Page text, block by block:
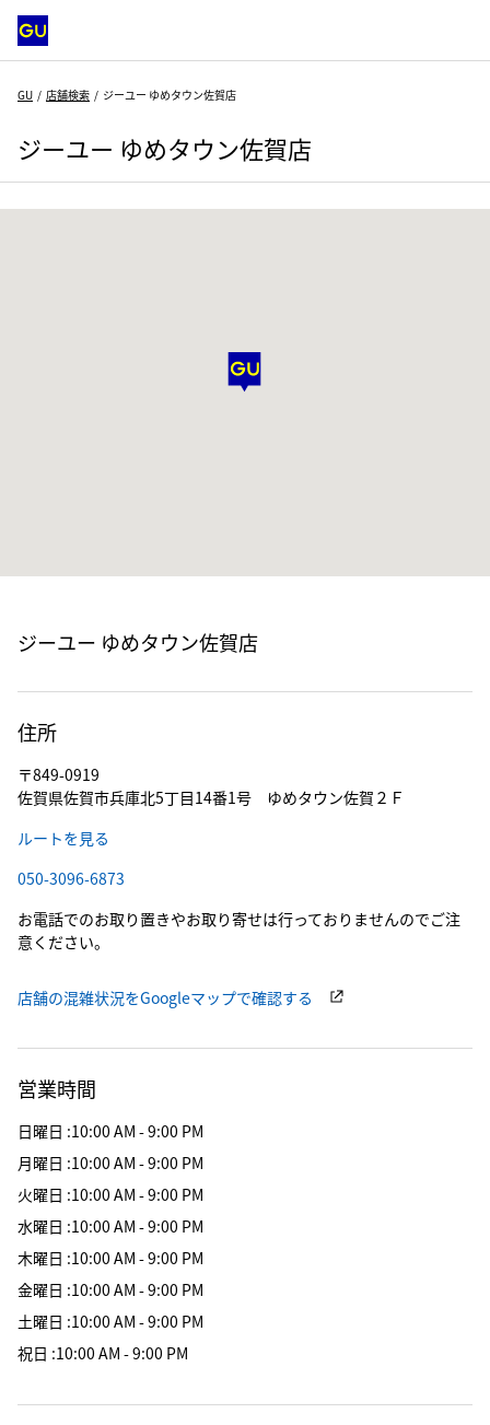
GU 店舗検索 ジーユー ゆめタウン佐賀店
ジーユー ゆめタウン佐賀店
ジーユー ゆめタウン佐賀店
住所
〒849-0919
佐賀県佐賀市兵庫北5丁目14番1号 ゆめタウン佐賀２Ｆ
ルートを見る
050-3096-6873
お電話でのお取り置きやお取り寄せは行っておりませんのでご注
意ください。
店舗の混雑状況をGoogleマップで確認する
営業時間
日曜日 :10:00 AM - 9:00 PM
月曜日 :10:00 AM - 9:00 PM
火曜日 :10:00 AM - 9:00 PM
水曜日 :10:00 AM - 9:00 PM
木曜日 :10:00 AM - 9:00 PM
金曜日 :10:00 AM - 9:00 PM
土曜日 :10:00 AM - 9:00 PM
祝日 :10:00 AM - 9:00 PM